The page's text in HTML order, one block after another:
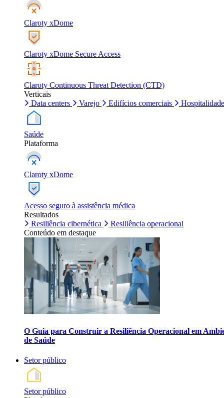
Claroty xDome
Claroty xDome Secure Access
Claroty Continuous Threat Detection (CTD)
Verticais
Data centers
Varejo Edifícios comerciais Hospitalidade
Saúde
Plataforma
Claroty xDome
Acesso seguro à assistência médica
Resultados
Resiliência cibernética
Resiliência operacional
Conteúdo em destaque
O Guia para Construir a Resiliência Operacional em
de Saúde
Setor público
Setor público